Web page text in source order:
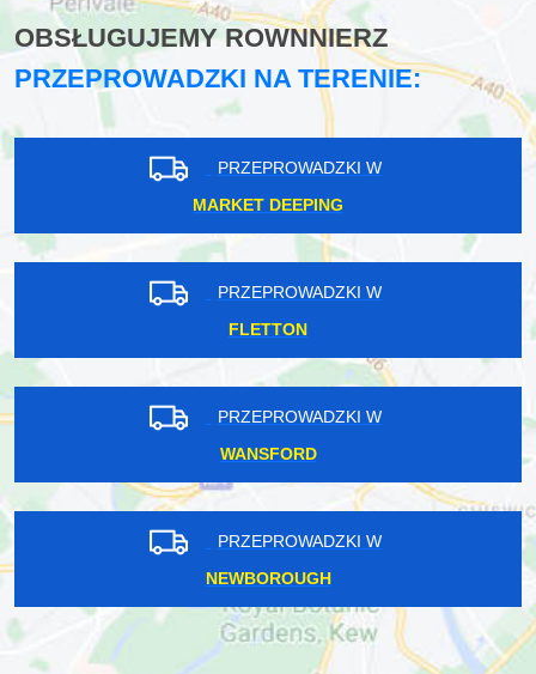
OBSŁUGUJEMY ROWNNIERZ
PRZEPROWADZKI NA TERENIE:
PRZEPROWADZKI W
MARKET DEEPING
PRZEPROWADZKI W
FLETTON
PRZEPROWADZKI W
WANSFORD
PRZEPROWADZKI W
NEWBOROUGH